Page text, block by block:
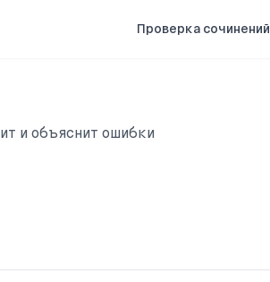
Проверка сочинений
и объяснит ошибки